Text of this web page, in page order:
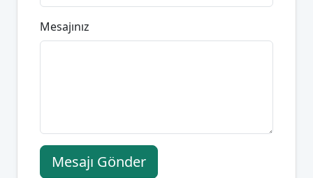
Mesajınız
Mesajı Gönder